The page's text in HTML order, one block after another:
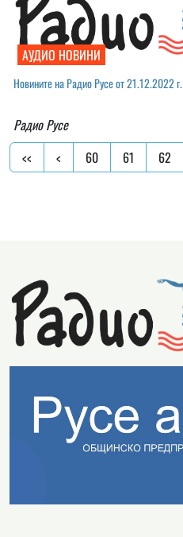
АУДИО НОВИНИ
Новините на Радио Русе от 21.12.2022 г.￼
Радио Русе
<<
< 60 61 62